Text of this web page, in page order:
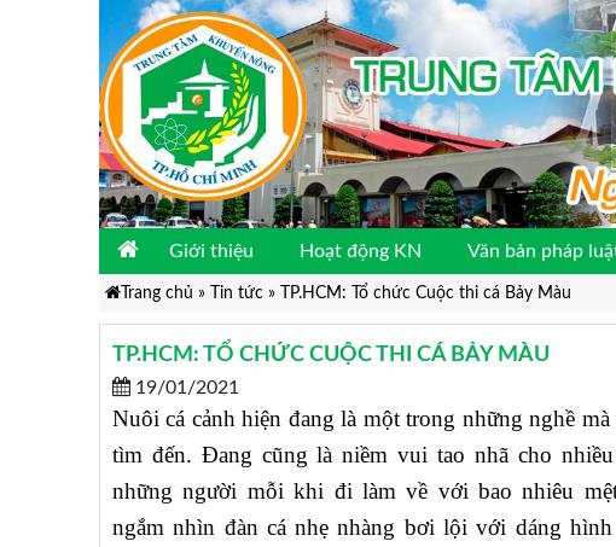
Giới thiệu Hoạt động KN Văn bản pháp
Trang chủ » Tin tức» TP.HCM: Tổ chức Cuộc thi cá Bảy Màu
TP.HCM: TỔ CHỨC CUỘC THI CÁ BẢY MÀU
19/01/2021
Nuôi cá cảnh hiện đang là một trong những nghề
tìm đến. Đang cũng là niềm vui tao nhã cho
những người mỗi khi đi làm về với bao nhiêu
ngắm nhìn đàn cá nhẹ nhàng bơi lội với dáng